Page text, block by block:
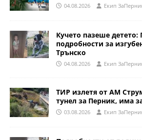
04.08.2026 Eкип
Кучето пазеше
подробности за
Трънско
04.08.2026 Eкип
ТИР излетя от АМ
тунел за Перник, има
03.08.2026 Eкип